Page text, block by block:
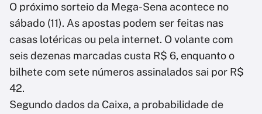
O próximo sorteio da Mega-Sena acontece no
sábado (11). As apostas podem ser feitas nas
casas lotéricas ou pela internet. O volante com
seis dezenas marcadas custa R$ 6, enquanto o
bilhete com sete números assinalados sai por R$
42.
Segundo dados da Caixa, a probabilidade de